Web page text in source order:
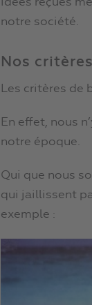
idées reçues
notre société.
Nos
Les critères de
En effet, nous
notre époque.
Qui que nous
qui jaillissent
exemple :